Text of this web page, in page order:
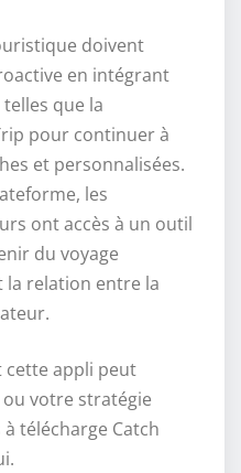
doivent
en intégrant
que la
pour continuer à
et personnalisées.
les
ont accès à un outil
du voyage
relation entre la
appli peut
votre stratégie
télécharge Catch